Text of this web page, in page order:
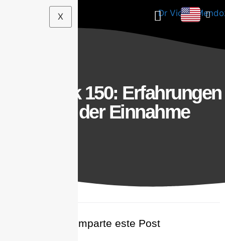
X
Cut Stack 150: Erfahrungen
nach der Einnahme
Comparte este Post